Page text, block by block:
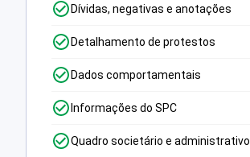
Dívidas, negativas e anotações
Detalhamento de protestos
Dados comportamentais
Informações do SPC
Quadro societário e administrativo